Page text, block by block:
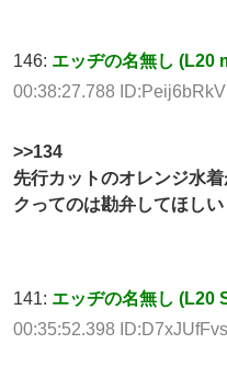
146: エッヂの名無し (L20
00:38:27.788 ID:Peij6bRkV
>>134
先行カットのオレンジ水
クってのは勘弁してほしい
141: エッヂの名無し (L20
00:35:52.398 ID:D7xJUfFvs